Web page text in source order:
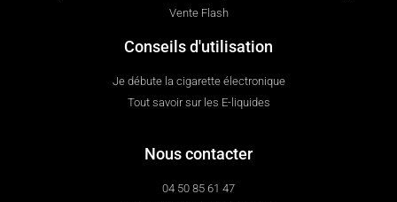
Vente Flash
Conseils d'utilisation
Je débute la cigarette électronique
Tout savoir sur les E-liquides
Nous contacter
04 50 85 61 47